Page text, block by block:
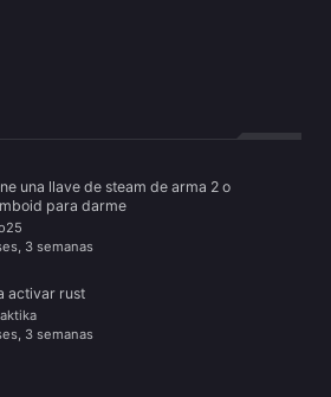
una llave de steam de arma 2 o
para darme
3 semanas
activar rust
3 semanas